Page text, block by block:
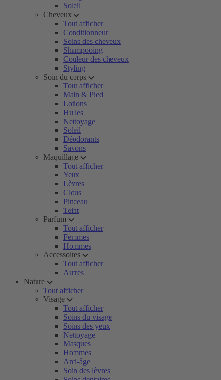
Soleil
Cheveux
Tout afficher
Conditionneur
Soins des cheveux
Shampooing
Couleur des cheveux
Styling
Soin du corps
Tout afficher
Main & Pied
Lotions
Huiles
Nettoyage
Soleil
Déodorants
Savons
Maquillage
Tout afficher
Yeux
Lèvres
Clous
Pinceau
Teint
Parfum
Tout afficher
Femmes
Hommes
Accessoires
Tout afficher
Autres
Nature
Tout afficher
Visage
Tout afficher
Soins du visage
Soins des yeux
Nettoyage
Masques
Hommes
Anti-âge
Soin des lèvres